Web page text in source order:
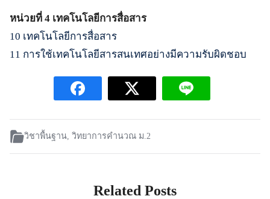
หน่วยที่ 4 เทคโนโลยีการสื่อสาร
10 เทคโนโลยีการสื่อสาร
11 การใช้เทคโนโลยีสารสนเทศอย่างมีความรับผิดชอบ
วิชาพื้นฐาน วิทยาการคำนวณ ม.2
Related Posts